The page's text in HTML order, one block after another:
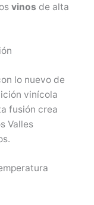
vinos de alta
lo nuevo de
vinícola
fusión crea
Valles